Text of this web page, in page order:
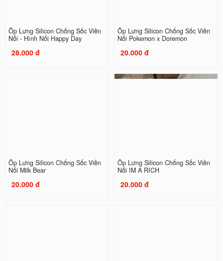
Ốp Lưng Silicon Chống Sốc Viền
Nổi - Hình Nổi Happy Day
28.000 đ
Ốp Lưng Silicon Chống Sốc Viền
Nổi Pokemon x Doremon
20.000 đ
Ốp Lưng Silicon Chống Sốc Viền
Nổi Milk Bear
20.000 đ
Ốp Lưng Silicon Chống Sốc Viền
Nổi IM A RICH
20.000 đ